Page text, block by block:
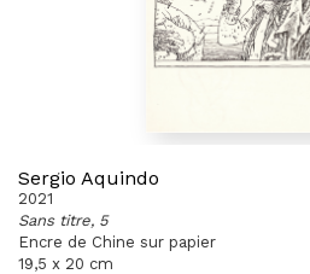
Sergio Aquindo
2021
Sans titre, 5
Encre de Chine sur papier
19,5 x 20 cm